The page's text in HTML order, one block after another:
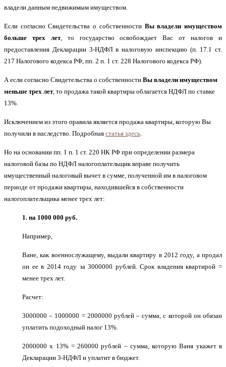
владели данным недвижимым имуществом.
Если согласно Свидетельства о собственности Вы владели имуществом
больше трех лет, то государство освобождает Вас от налогов и
предоставления Декларации 3-НДФЛ в налоговую инспекцию (п. 17.1 ст.
217 Налогового кодекса РФ, пп. 2 п. 1 ст. 228 Налогового кодекса РФ).
А если согласно Свидетельства о собственности Вы владели имуществом
меньше трех лет, то продажа такой квартиры облагается НДФЛ по ставке
13%.
Исключением из этого правила является продажа квартиры, которую Вы
получили в наследство. Подробная статья здесь
Но на основании пп. 1 п. 1 ст. 220 НК РФ при определении размера
налоговой базы по НДФЛ налогоплательщик вправе получить
имущественный налоговый вычет в сумме, полученной им в налоговом
периоде от продажи квартиры, находившейся в собственности
налогоплательщика менее трех лет:
1. на 1000 000 руб.
Например,
Ване, как военнослужащему, выдали квартиру в 2012 году, а продал
он ее в 2014 году за 3000000 рублей. Срок владения квартирой =
менее трех лет.
Расчет:
3000000 – 1000000 = 2000000 рублей – сумма, с которой он обязан
уплатить подоходный налог 13%.
2000000 х 13% = 260000 рублей – сумма, которую Ваня укажет в
Декларации 3-НДФЛ и уплатит в бюджет.